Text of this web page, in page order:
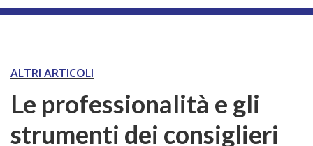
ALTRI ARTICOLI
Le professionalità e gli
strumenti dei consiglieri